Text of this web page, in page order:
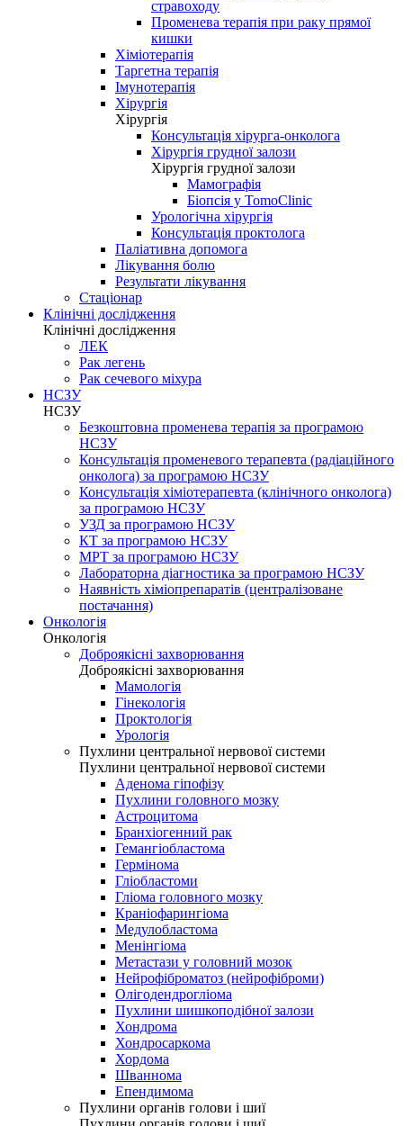
стравоходу
Променева терапія при раку прямої
кишки
Хіміотерапія
Таргетна терапія
Імунотерапія
Хірургія
Хірургія
Консультація хірурга-онколога
Хірургія грудної залози
Хірургія грудної залози
Мамографія
Біопсія у TomoClinic
Урологічна хірургія
Консультація проктолога
Паліативна допомога
Лікування болю
Результати лікування
Стаціонар
Клінічні дослідження
Клінічні дослідження
ЛЕК
Рак легень
Рак сечевого міхура
НСЗУ
НСЗУ
Безкоштовна променева терапія за програмою
НСЗУ
Консультація променевого терапевта (радіаційного
онколога) за програмою НСЗУ
Консультація хіміотерапевта (клінічного онколога)
за програмою НСЗУ
УЗД за програмою НСЗУ
КТ за програмою НСЗУ
МРТ за програмою НСЗУ
Лабораторна діагностика за програмою НСЗУ
Наявність хіміопрепаратів (централізоване
постачання)
Онкологія
Онкологія
Доброякісні захворювання
Доброякісні захворювання
Мамологія
Гінекологія
Проктологія
Урологія
Пухлини центральної нервової системи
Пухлини центральної нервової системи
Аденома гіпофізу
Пухлини головного мозку
Астроцитома
Бранхіогенний рак
Гемангіобластома
Гермінома
Гліобластоми
Гліома головного мозку
Краніофарингіома
Медулобластома
Менінгіома
Метастази у головний мозок
Нейрофіброматоз (нейрофіброми)
Олігодендрогліома
Пухлини шишкоподібної залози
Хондрома
Хондросаркома
Хордома
Шваннома
Епендимома
Пухлини органів голови і шиї